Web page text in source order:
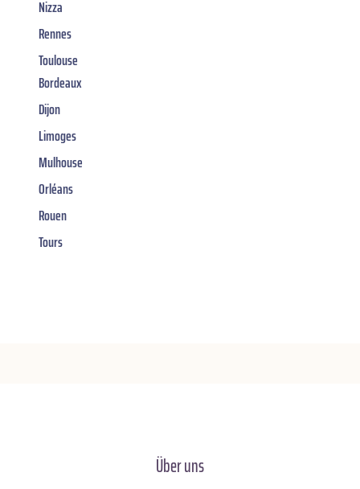
Nizza
Rennes
Toulouse
Bordeaux
Dijon
Limoges
Mulhouse
Orléans
Rouen
Tours
Über uns